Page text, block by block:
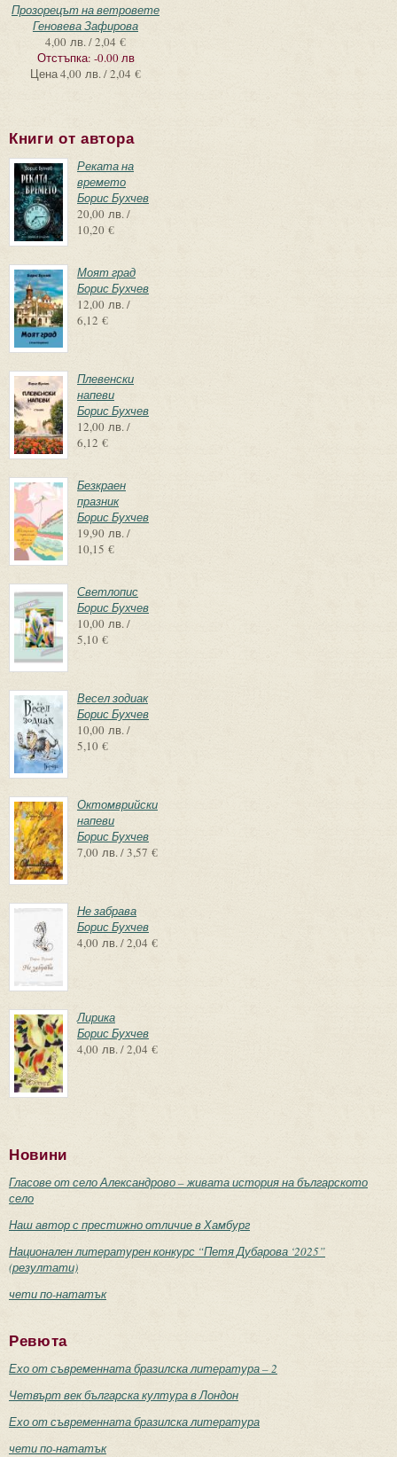
Прозорецът на ветровете
Геновева Зафирова
4,00 лв. / 2,04 €
Отстъпка: -0.00 лв
Цена4,00 лв. / 2,04 €
Книги от автора
Реката на
времето
Борис Бухчев
20,00 лв. /
10,20 €
Моят град
Борис Бухчев
12,00 лв. /
6,12 €
Плевенски
напеви
Борис Бухчев
12,00 лв. /
6,12 €
Безкраен
празник
Борис Бухчев
19,90 лв. /
10,15 €
Светлопис
Борис Бухчев
10,00 лв. /
5,10 €
Весел зодиак
Борис Бухчев
10,00 лв. /
5,10 €
Октомврийски
напеви
Борис Бухчев
7,00 лв. / 3,57 €
Не забрава
Борис Бухчев
4,00 лв. / 2,04 €
Лирика
Борис Бухчев
4,00 лв. / 2,04 €
Новини
Гласове от село Александрово – живата история на българското
село
Наш автор с престижно отличие в Хамбург
Национален литературен конкурс “Петя Дубарова ‘2025”
(резултати)
чети по-нататък
Ревюта
Ехо от съвременната бразилска литература – 2
Четвърт век българска култура в Лондон
Ехо от съвременната бразилска литература
чети по-нататък